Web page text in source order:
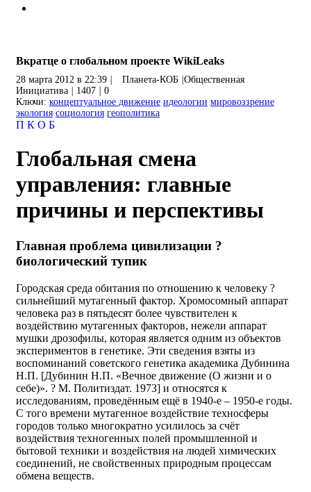
Вкратце о глобальном проекте WikiLeaks
28 марта 2012 в 22:39 Планета-КОБ Общественная
Инициатива
1407
0
Ключи: концептуальное движение идеологии мировоззрение
экология социология геополитика
П К О Б
Глобальная смена
управления: главные
причины и перспективы
Главная проблема цивилизации ?
биологический тупик
Городская среда обитания по отношению к человеку ?
сильнейший мутагенный фактор. Хромосомный аппарат
человека раз в пятьдесят более чувствителен к
воздействию мутагенных факторов, нежели аппарат
мушки дрозофилы, которая является одним из объектов
экспериментов в генетике. Эти сведения взяты из
воспоминаний советского генетика академика Дубинина
Н.П. [Дубинин Н.П. «Вечное движение (О жизни и о
себе)». ? М. Политиздат. 1973] и относятся к
исследованиям, проведённым ещё в 1940-е – 1950-е годы.
С того времени мутагенное воздействие техносферы
городов только многократно усилилось за счёт
воздействия техногенных полей промышленной и
бытовой техники и воздействия на людей химических
соединений, не свойственных природным процессам
обмена веществ.